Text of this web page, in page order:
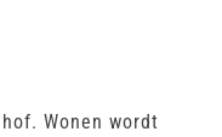
Wonen wordt